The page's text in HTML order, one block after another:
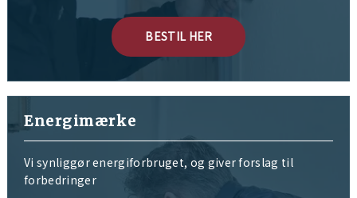
BESTIL HER
Energimærke
Vi synliggør energiforbruget, og giver forslag til
forbedringer